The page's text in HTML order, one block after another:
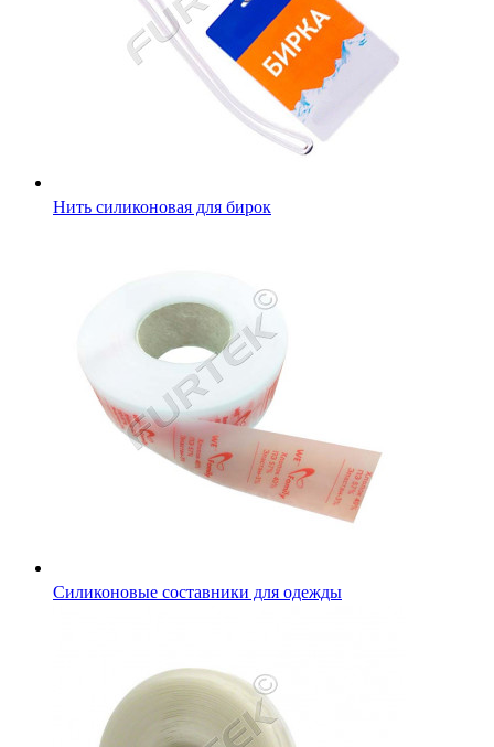
Нить силиконовая для бирок
Силиконовые составники для одежды